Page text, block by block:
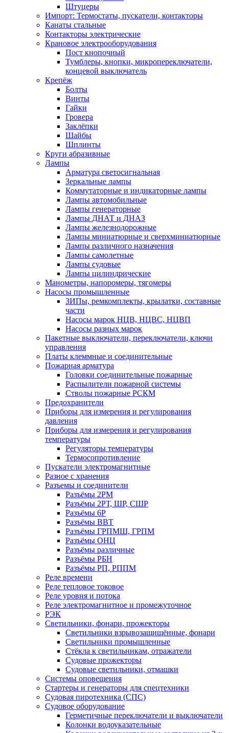
Штуцеры
Импорт: Термостаты, пускатели, контакторы
Канаты стальные
Контакторы электрические
Крановое электрооборудования
Пост кнопочный
Тумблеры, кнопки, микропереключатели,
концевой выключатель
Крепёж
Болты
Винты
Гайки
Гровера
Заклёпки
Шайбы
Шплинты
Круги абразивные
Лампы
Арматура светосигнальная
Зеркальные лампы
Коммутаторные и индикаторные лампы
Лампы автомобильные
Лампы генераторные
Лампы ДНАТ и ДНАЗ
Лампы железнодорожные
Лампы миниатюрные и сверхминиатюрные
Лампы различного назначения
Лампы самолетные
Лампы судовые
Лампы цилиндрические
Манометры, напоромеры, тягомеры
Насосы промышленные
ЗИПы, ремкомплекты, крылатки, составные
части
Насосы марок НЦВ, НЦВС, НЦВП
Насосы разных марок
Пакетные выключатели, переключатели, ключи
управления
Платы клеммные и соединительные
Пожарная арматура
Головки соединительные пожарные
Распылители пожарной системы
Стволы пожарные РСКМ
Предохранители
Приборы для измерения и регулирования
давления
Приборы для измерения и регулирования
температуры
Регуляторы температуры
Термосопротивление
Пускатели электромагнитные
Разное с хранения
Разъемы и соединители
Разъёмы 2РМ
Разъёмы 2РТ, ШР, СШР
Разъёмы 6Р
Разъёмы ВВТ
Разъёмы ГРПМШ, ГРПМ
Разъёмы ОНЦ
Разъёмы различные
Разъёмы РБН
Разъёмы РП, РППМ
Реле времени
Реле тепловое токовое
Реле уровня и потока
Реле электромагнитное и промежуточное
РЭК
Светильники, фонари, прожекторы
Светильники взрывозащищённые, фонари
Светильники промышленные
Стёкла к светильникам, отражатели
Судовые прожекторы
Судовые светильники, отмашки
Системы оповещения
Стартеры и генераторы для спецтехники
Судовая пиротехника (СПС)
Судовое оборудование
Герметичные переключатели и выключатели
Колонки водоуказательные